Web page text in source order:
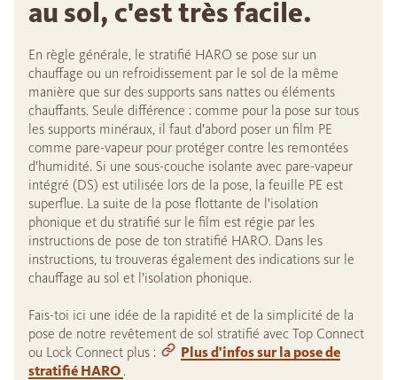
au sol, c'est très facile.
En règle générale, le stratifié HARO se pose sur un
chauffage ou un refroidissement par le sol de la même
manière que sur des supports sans nattes ou éléments
chauffants. Seule différence : comme pour la pose sur tous
les supports minéraux, il faut d'abord poser un film PE
comme pare-vapeur pour protéger contre les remontées
d'humidité. Si une sous-couche isolante avec pare-vapeur
intégré (DS) est utilisée lors de la pose, la feuille PE est
superflue. La suite de la pose flottante de l'isolation
phonique et du stratifié sur le film est régie par les
instructions de pose de ton stratifié HARO. Dans les
instructions, tu trouveras également des indications sur le
chauffage au sol et l'isolation phonique.
Fais-toi ici une idée de la rapidité et de la simplicité de la
pose de notre revêtement de sol stratifié avec Top Connect
ou Lock Connect plus :
Plus d'infos sur la pose de
stratifié HARO .